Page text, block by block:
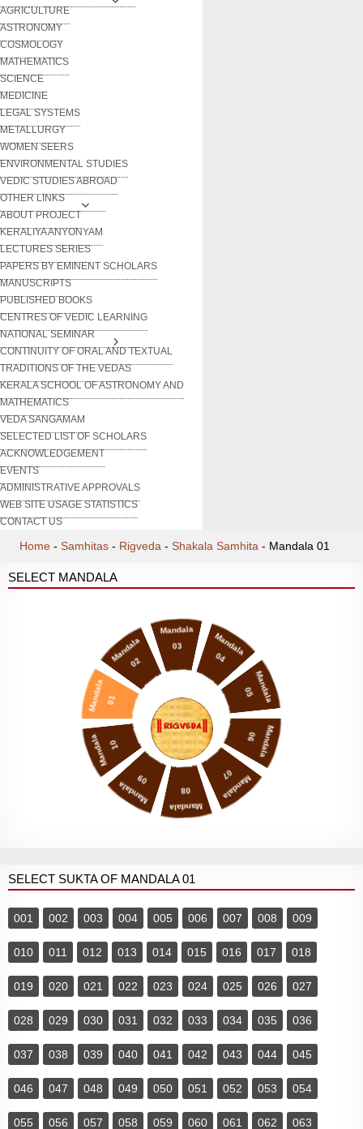
AGRICULTURE
ASTRONOMY
COSMOLOGY
MATHEMATICS
SCIENCE
MEDICINE
LEGAL SYSTEMS
METALLURGY
WOMEN SEERS
ENVIRONMENTAL STUDIES
VEDIC STUDIES ABROAD
OTHER LINKS
ABOUT PROJECT
KERALIYA ANYONYAM
LECTURES SERIES
PAPERS BY EMINENT SCHOLARS
MANUSCRIPTS
PUBLISHED BOOKS
CENTRES OF VEDIC LEARNING
NATIONAL SEMINAR
CONTINUITY OF ORAL AND TEXTUAL
TRADITIONS OF THE VEDAS
KERALA SCHOOL OF ASTRONOMY AND
MATHEMATICS
VEDA SANGAMAM
SELECTED LIST OF SCHOLARS
ACKNOWLEDGEMENT
EVENTS
ADMINISTRATIVE APPROVALS
WEB SITE USAGE STATISTICS
CONTACT US
Home - Samhitas - Rigveda - Shakala Samhita - Mandala 01
SELECT MANDALA
Mandala 01
Mandala
02
Mandala
03 Mandala
04
Mandala
05
Mandala
06
Mandala
07
Mandala
08
Mandala
09
Mandala 10
SELECT SUKTA OF MANDALA 01
001 002 003 004 005 006 007 008 009
010 011 012 013 014 015 016 017 018
019 020 021 022 023 024 025 026 027
028 029 030 031 032 033 034 035 036
037 038 039 040 041 042 043 044 045
046 047 048 049 050 051 052 053 054
055 056 057 058 059 060 061 062 063